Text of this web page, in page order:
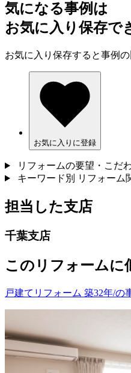
気になる事例は
お気に入り保存で
お気に入り保存すると事例
お気に入りに登録
リフォームの要望・こだ
キーワード別 リフォーム
担当した支店
千葉支店
このリフォームに
戸建てリフォーム 築32年/の